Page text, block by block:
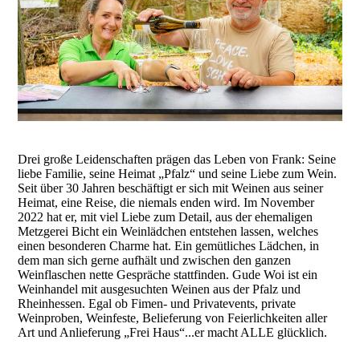
Drei große Leidenschaften prägen das Leben von Frank: Seine
liebe Familie, seine Heimat „Pfalz“ und seine Liebe zum Wein.
Seit über 30 Jahren beschäftigt er sich mit Weinen aus seiner
Heimat, eine Reise, die niemals enden wird. Im November
2022 hat er, mit viel Liebe zum Detail, aus der ehemaligen
Metzgerei Bicht ein Weinlädchen entstehen lassen, welches
einen besonderen Charme hat. Ein gemütliches Lädchen, in
dem man sich gerne aufhält und zwischen den ganzen
Weinflaschen nette Gespräche stattfinden. Gude Woi ist ein
Weinhandel mit ausgesuchten Weinen aus der Pfalz und
Rheinhessen. Egal ob Fimen- und Privatevents, private
Weinproben, Weinfeste, Belieferung von Feierlichkeiten aller
Art und Anlieferung „Frei Haus“...er macht ALLE glücklich.